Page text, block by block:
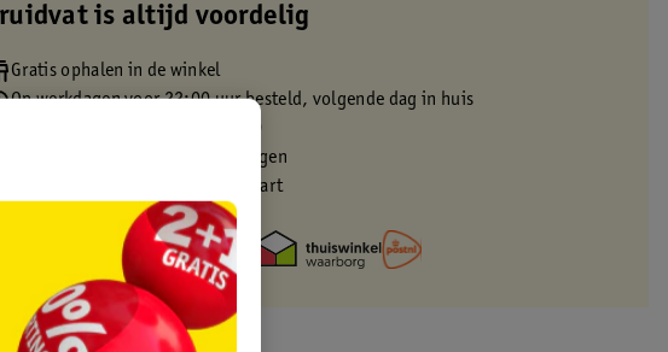
is altijd voordelig
Gratis ophalen in de winkel
Op werkdagen voor 22:00 uur besteld, volgende dag in huis
Gratis thuisbezorgd vanaf 50.00
Gratis retourneren binnen 30 dagen
Gratis punten met je Kruidvat kaart